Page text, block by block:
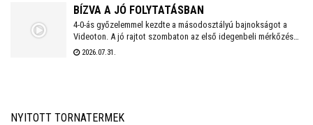
BÍZVA A JÓ FOLYTATÁSBAN
4-0-ás győzelemmel kezdte a másodosztályú bajnokságot a
Videoton. A jó rajtot szombaton az első idegenbeli mérkőzés
követi, a tavaly még NB I-es Kazincbarcika otthonában.
2026.07.31.
NYITOTT TORNATERMEK